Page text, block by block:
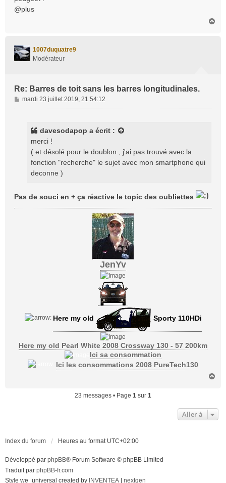
@plus
1007duquatre9
Modérateur
Re: Barres de toit sans les barres longitudinales.
M
e
mardi 23 juillet 2019, 21:54:12
davesodapop a écrit :
merci !
( et désolé pour le doublon , j'ai pas trouvé avec la
fonction "recherche" le sujet avec mon smartphone qui
deconne )
Pas de souci en + ça réactive le topic des oubliettes
JenYv
Here my old Sporty 110HDi
Here my old Pearl White 2008 Crossway 130 - 57 200km
Ici sa consommation
Ici les consommations 2008 PureTech130
23 messages • Page 1 sur 1
Aller à
Index du forum Heures au format UTC+02:00
Développé par phpBB® Forum Software © phpBB Limited
Traduit par phpBB-fr.com
Style we_universal created by INVENTEA nextgen